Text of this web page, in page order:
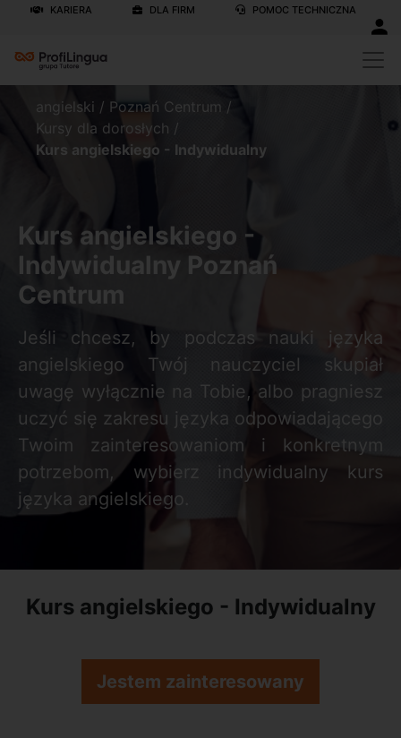
KARIERA DLA FIRM POMOC TECHNICZNA
angielski / Poznań Centrum /
Kursy dla dorosłych /
Kurs angielskiego - Indywidualny
Kurs angielskiego -
Indywidualny Poznań
Centrum
Jeśli chcesz, by podczas nauki języka
angielskiego Twój nauczyciel skupiał
uwagę wyłącznie na Tobie, albo pragniesz
uczyć się zakresu języka odpowiadającego
Twoim zainteresowaniom i konkretnym
potrzebom, wybierz indywidualny kurs
języka angielskiego.
Kurs angielskiego - Indywidualny
Jestem zainteresowany